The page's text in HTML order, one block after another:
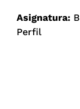
Asignatura:
Perfil